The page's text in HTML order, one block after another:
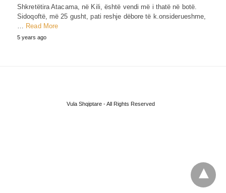
Shkretëtira Atacama, në Kili, është vendi më i thatë në botë.
Sidoqoftë, më 25 gusht, pati reshje dëbore të k.onsiderueshme,
Read More
5 years ago
Vula Shqiptare - All Rights Reserved